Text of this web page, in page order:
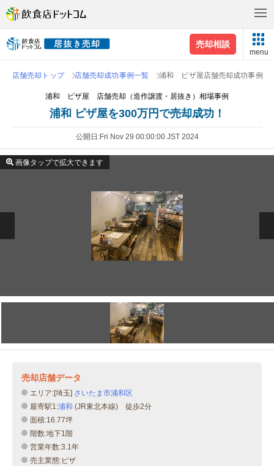
売却相談
menu
店舗売却トップ 店舗売却成功事例一覧 浦和 ピザ屋店舗売却成功事例
浦和 ピザ屋 店舗売却（造作譲渡・居抜き）相場事例
浦和 ピザ屋を300万円で売却成功！
公開日 Fri Nov 29 00:00:00 JST 2024
画像タップで拡大できます
売却店舗データ
エリア:[埼玉] さいたま市浦和区
最寄駅1:浦和 (JR東北本線) 徒歩2分
面積:16.77坪
階数:地下1階
営業年数:3.1年
売主業態:ピザ